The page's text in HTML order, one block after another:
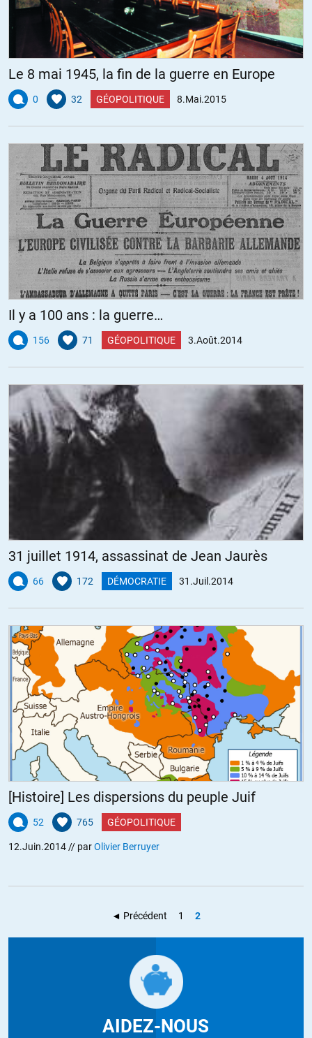
Le 8 mai 1945, la fin de la guerre en Europe
0 32 GÉOPOLITIQUE 8.Mai.2015
Il y a 100 ans : la guerre…
156 71 GÉOPOLITIQUE 3.Août.2014
31 juillet 1914, assassinat de Jean Jaurès
66 172 DÉMOCRATIE 31.Juil.2014
[Histoire] Les dispersions du peuple Juif
52 765 GÉOPOLITIQUE
12.Juin.2014 // parOlivier Berruyer
◄ Précédent 1 2
AIDEZ-NOUS